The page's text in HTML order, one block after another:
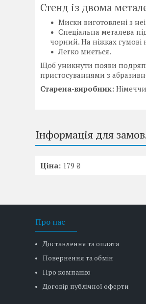
Стенд із двома
Миски виготовлені з
Спеціальна металева
чорний. На ніжках гумові
Легко миється.
Щоб уникнути появи
пристосуваннями з
Старена-виробник:
Інформація для
Ціна: 179 ₴
Про нас
Доставлення та оплата
Повернення та обмін
Про компанію
Договір публічної оферти